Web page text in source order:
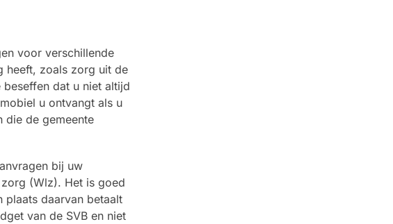
voor verschillende
heeft, zoals zorg uit de
dat u niet altijd
u ontvangt als u
die de gemeente
bij uw
(Wlz). Het is goed
plaats daarvan betaalt
van de SVB en niet